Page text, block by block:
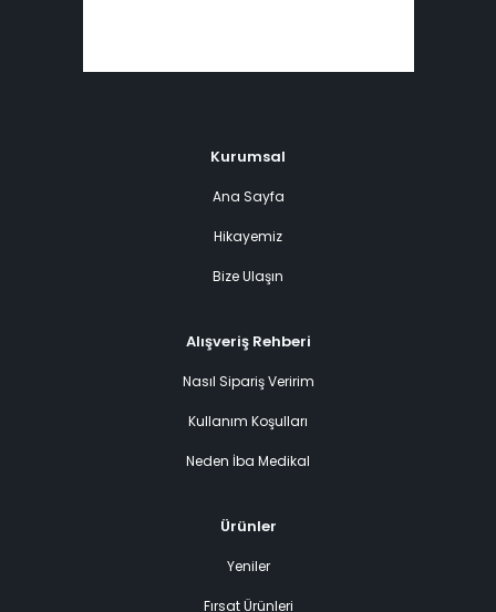
Kurumsal
Ana Sayfa
Hikayemiz
Bize Ulaşın
Alışveriş Rehberi
Nasıl Sipariş Veririm
Kullanım Koşulları
Neden İba Medikal
Ürünler
Yeniler
Fırsat Ürünleri